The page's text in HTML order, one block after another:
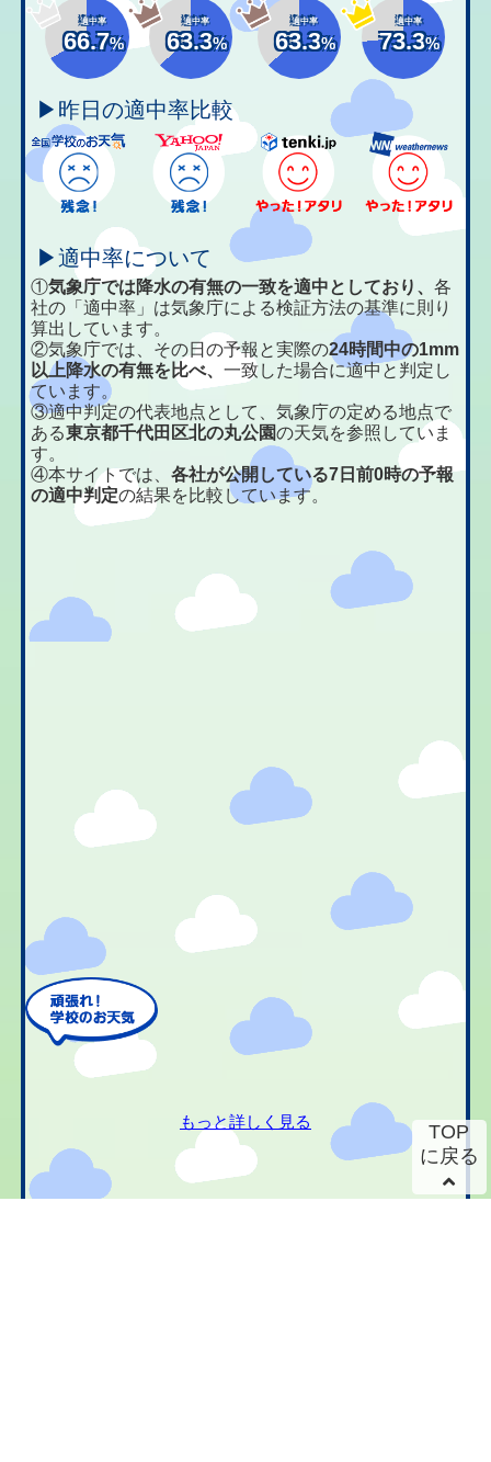
適中率
66.7%
適中率
63.3%
適中率
63.3%
適中率
73.3%
▶昨日の適中率比較
▶適中率について
①気象庁では降水の有無の一致を適中としており、各
社の「適中率」は気象庁による検証方法の基準に則り
算出しています。
②気象庁では、その日の予報と実際の24時間中の1mm
以上降水の有無を比べ、一致した場合に適中と判定し
ています。
③適中判定の代表地点として、気象庁の定める地点で
ある東京都千代田区北の丸公園の天気を参照していま
す。
④本サイトでは、各社が公開している7日前0時の予報
の適中判定の結果を比較しています。
もっと詳しく見る
TOP
に戻る